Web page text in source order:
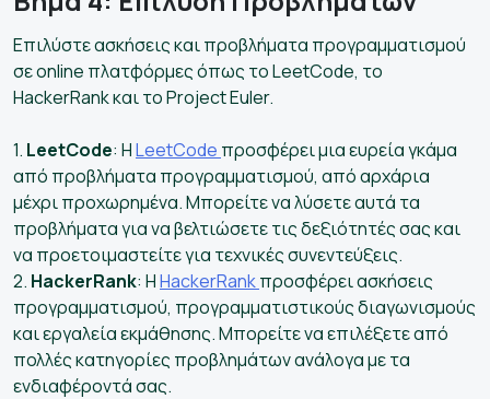
Επιλύστε ασκήσεις και προβλήματα προγραμματισμού
σε online πλατφόρμες όπως το LeetCode, το
HackerRank και το Project Euler.
1. LeetCode: ΗLeetCode προσφέρει μια ευρεία γκάμα
από προβλήματα προγραμματισμού, από αρχάρια
μέχρι προχωρημένα. Μπορείτε να λύσετε αυτά τα
προβλήματα για να βελτιώσετε τις δεξιότητές σας και
να προετοιμαστείτε για τεχνικές συνεντεύξεις.
2. HackerRank: ΗHackerRankπροσφέρει ασκήσεις
προγραμματισμού, προγραμματιστικούς διαγωνισμούς
και εργαλεία εκμάθησης. Μπορείτε να επιλέξετε από
πολλές κατηγορίες προβλημάτων ανάλογα με τα
ενδιαφέροντά σας.